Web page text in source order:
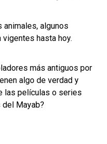
animales, algunos
hasta hoy.
más antiguos por
algo de verdad y
las películas o series
Mayab?